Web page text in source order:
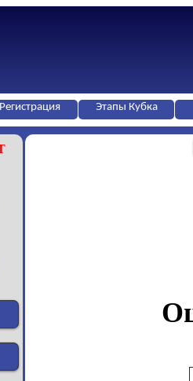
Регистрация Этапы Кубка